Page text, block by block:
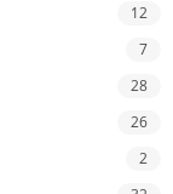
12
7
28
26
2